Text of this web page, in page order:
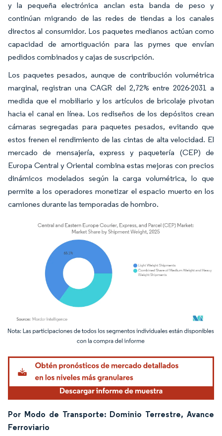
y la pequeña electrónica anclan esta banda de peso y
continúan migrando de las redes de tiendas a los canales
directos al consumidor. Los paquetes medianos actúan como
capacidad de amortiguación para las pymes que envían
pedidos combinados y cajas de suscripción.
Los paquetes pesados, aunque de contribución volumétrica
marginal, registran una CAGR del 2,72% entre 2026-2031 a
medida que el mobiliario y los artículos de bricolaje pivotan
hacia el canal en línea. Los rediseños de los depósitos crean
cámaras segregadas para paquetes pesados, evitando que
estos frenen el rendimiento de las cintas de alta velocidad. El
mercado de mensajería, express y paquetería (CEP) de
Europa Central y Oriental combina estas mejoras con precios
dinámicos modelados según la carga volumétrica, lo que
permite a los operadores monetizar el espacio muerto en los
camiones durante las temporadas de hombro.
Imagen © Mordor Intelligence. El uso requiere atribución según CC BY 4.0.
Por Modo de Transporte: Dominio Terrestre, Avance
Ferroviario